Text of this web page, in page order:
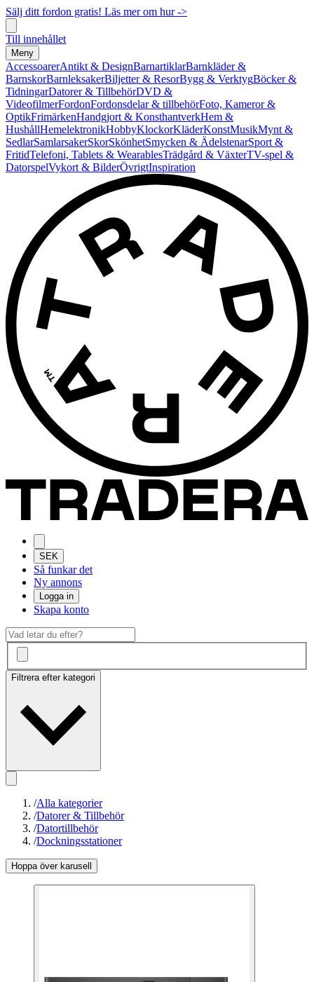
Sälj ditt fordon gratis! Läs mer om hur ->
Till innehållet
Meny
AccessoarerAntikt & DesignBarnartiklarBarnkläder &
BarnskorBarnleksakerBiljetter & ResorBygg & VerktygBöcker &
TidningarDatorer & TillbehörDVD &
VideofilmerFordonFordonsdelar & tillbehörFoto, Kameror &
OptikFrimärkenHandgjort & KonsthantverkHem &
HushållHemelektronikHobbyKlockorKläderKonstMusikMynt &
SedlarSamlarsakerSkorSkönhetSmycken & ÄdelstenarSport &
FritidTelefoni, Tablets & WearablesTrädgård & VäxterTV-spel &
DatorspelVykort & BilderÖvrigtInspiration
SEK
Så funkar det
Ny annons
Logga in
Skapa konto
Filtrera efter kategori
/Alla kategorier
/Datorer & Tillbehör
/Datortillbehör
/Dockningsstationer
Hoppa över karusell